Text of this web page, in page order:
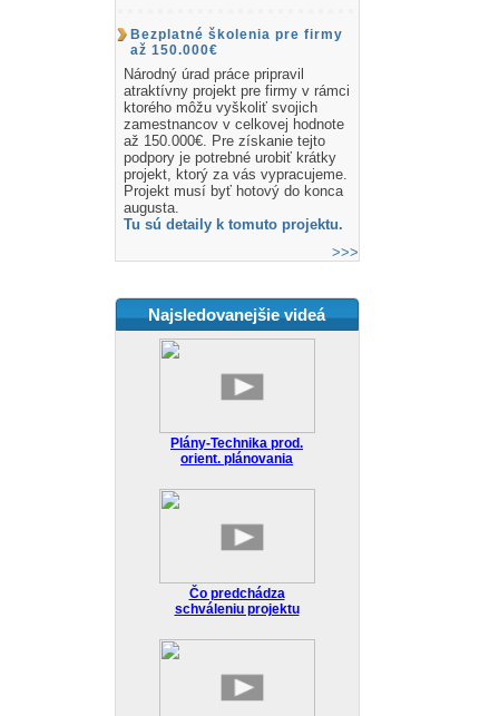
Bezplatné školenia pre firmy
až 150.000€
Národný úrad práce pripravil
atraktívny projekt pre firmy v rámci
ktorého môžu vyškoliť svojich
zamestnancov v celkovej hodnote
až 150.000€. Pre získanie tejto
podpory je potrebné urobiť krátky
projekt, ktorý za vás vypracujeme.
Projekt musí byť hotový do konca
augusta.
Tu sú detaily k tomuto projektu.
>>>
Najsledovanejšie videá
Plány-Technika prod.
orient. plánovania
Čo predchádza
schváleniu projektu